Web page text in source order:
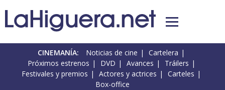
CINEMANÍA: Noticias de cine
Cartelera
Próximos estrenos
DVD Avances
Tráilers
Festivales y premios
Actores y actrices
Carteles
Box-office